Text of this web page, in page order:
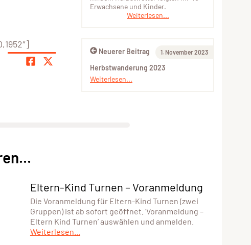
Erwachsene und Kinder.
Weiterlesen...
Neuerer Beitrag 1. November 2023
Herbstwanderung 2023
Weiterlesen...
Eltern-Kind Turnen – Voranmeldung
Die Voranmeldung für Eltern-Kind Turnen (zwei
Gruppen) ist ab sofort geöffnet. ‘Voranmeldung –
Eltern Kind Turnen’ auswählen und anmelden.
Weiterlesen...